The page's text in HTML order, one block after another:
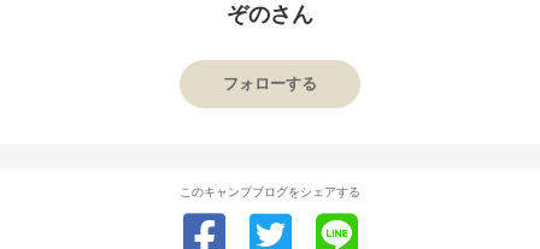
ぞのさん
フォローする
このキャンプブログをシェアする